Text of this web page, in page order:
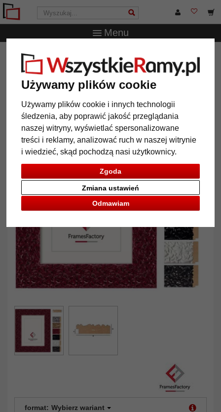
Używamy plików cookie
Używamy plików cookie i innych technologii
śledzenia, aby poprawić jakość przeglądania
naszej witryny, wyświetlać spersonalizowane
treści i reklamy, analizować ruch w naszej witrynie
i wiedzieć, skąd pochodzą nasi użytkownicy.
Zgoda
Odmawiam
Zmiana ustawień
Menu
WszystkieRamy.pl
rama Julia
Barokowa rama Julia
format: Wybierz wariant